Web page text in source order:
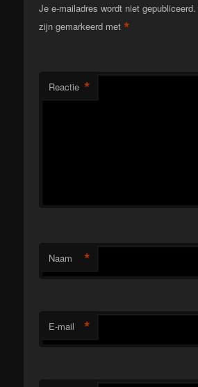
Je e-mailadres wordt niet gepubliceerd.
zijn gemarkeerd met*
Reactie *
Naam *
E-mail *